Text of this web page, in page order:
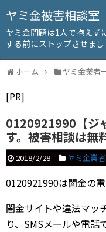
ヤミ金被害相談室
ヤミ金問題は1人で抱えず
する前にストップさせまし
ホーム ヤミ金業者
[PR]
0120921990【ジ
す。被害相談は無
2018/2/28 ヤミ金業
0120921990は闇金の電
闇金サイトや違法マッ
り、SMSメールや電話